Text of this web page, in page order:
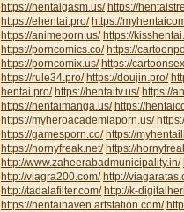
https://hentaigasm.us/ https://
https://ehentai.pro/ https://
https://animeporn.us/ https://
https://porncomics.co/ https://
https://porncomix.us/ https://
https://rule34.pro/ https://doujin.pro/
hentai.pro/ https://hentaitv.us/ https://
https://hentaimanga.us/ https://
https://myheroacademiaporn.us/
https://gamesporn.co/ https://
https://hornyfreak.net/ https://
http://www.zaheerabadmunicipality.in/
http://viagra200.com/ http://
http://tadalafilter.com/ http://k-
https://hentaihaven.artstation.com/